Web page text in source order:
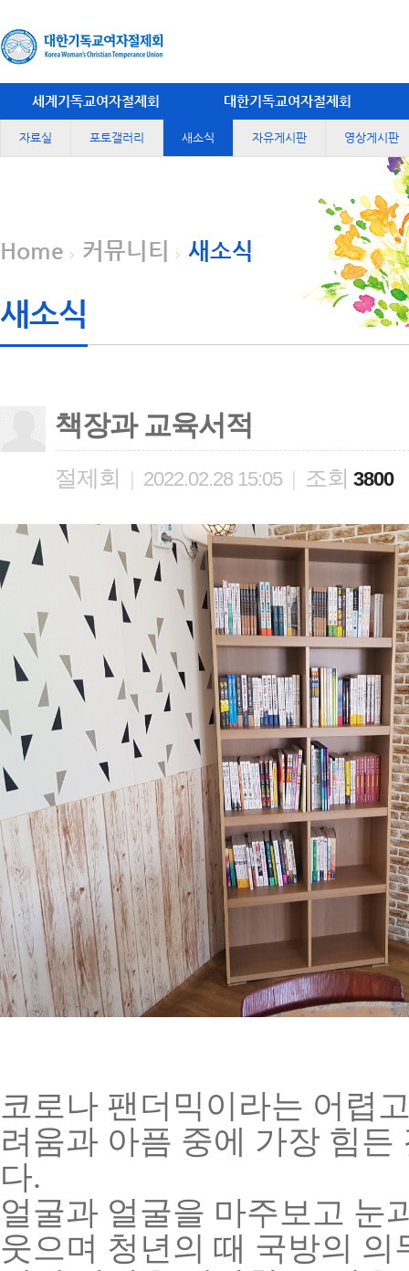
세계기독교여자절제회 대한기독교여자절제회
자료실 포토갤러리 새소식 자유게시판 영상게시판
Home 커뮤니티 새소식
새소식
책장과 교육서적
절제회 | 2022.02.28 15:05 | 조회 3800
코로나 팬더믹이라는 어렵
려움과 아픔 중에 가장 힘
다.
얼굴과 얼굴을 마주보고 눈
웃으며 청년의 때 국방의